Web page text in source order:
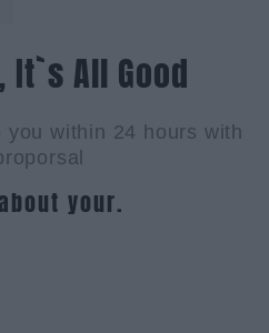
It`s All Good
within 24 hours with
your.